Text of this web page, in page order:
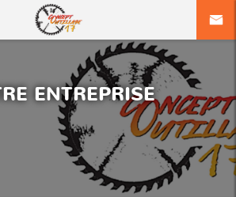
ENTREPRISE